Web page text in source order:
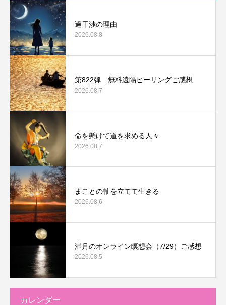
過干渉の理由
2026.08.8
第822弾 無料遠隔ヒーリングご感想
2026.08.7
命を懸けて道を求める人々
2026.08.7
まことの軸を立てて生きる
2026.08.6
満月のオンライン瞑想会（7/29）ご感想
2026.08.5
カレンダー